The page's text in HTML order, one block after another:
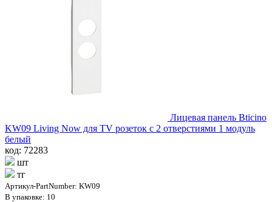
Лицевая панель Bticino
KW09 Living Now для TV розеток с 2 отверстиями 1 модуль
белый
код: 72283
шт
тг
Артикул-PartNumber: KW09
В упаковке: 10